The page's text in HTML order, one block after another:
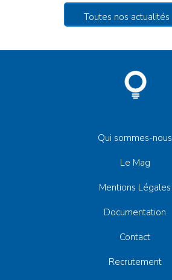
Toutes nos actualités
Qui sommes-nous
Le Mag
Mentions Légales
Documentation
Contact
Recrutement